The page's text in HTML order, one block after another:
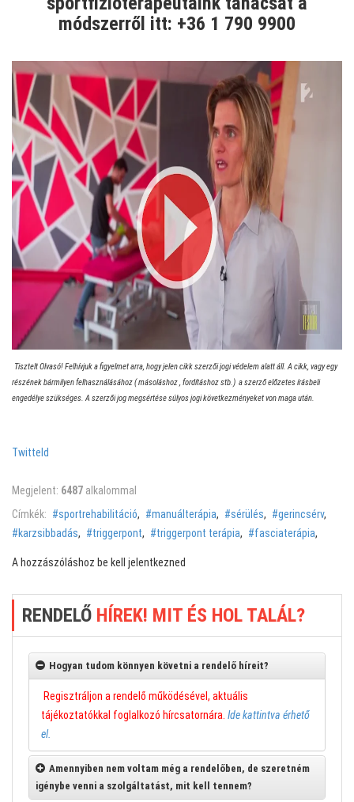
módszerről itt: +36 1 790 9900
Tisztelt Olvasó! Felhívjuk a figyelmet arra, hogy jelen cikk szerzői jogi védelem alatt áll. A cikk, vagy egy
részének bármilyen felhasználásához ( másoláshoz , fordításhoz stb.) a szerző előzetes írásbeli
engedélye szükséges. A szerzői jog megsértése súlyos jogi következményeket von maga után.
Twitteld
Megjelent: 6487 alkalommal
Címkék:
sportrehabilitáció, manuálterápia, sérülés, gerincsérv,
karzsibbadás, triggerpont, triggerpont terápia, fasciaterápia,
A hozzászóláshoz be kell jelentkezned
RENDELŐ HÍREK! MIT ÉS HOL TALÁL?
Hogyan tudom könnyen követni a rendelő híreit?
Regisztráljon a rendelő működésével, aktuális
tájékoztatókkal foglalkozó hírcsatornára. Ide kattintva érhető
el.
Amennyiben nem voltam még a rendelőben, de szeretném
igénybe venni a szolgáltatást, mit kell tennem?